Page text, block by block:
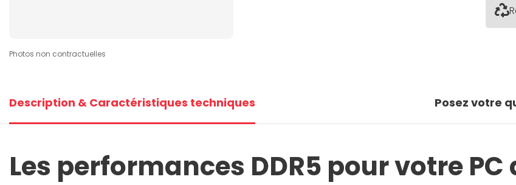
Photos non contractuelles
Description & Caractéristiques techniques Posez votre
Les performances DDR5 pour votre PC